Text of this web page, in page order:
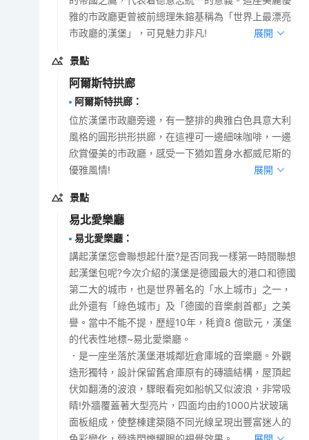
雅的市政廳更曾被前總理朱鎔基稱為「世界上最漂亮
市政廳的漢堡」，可見魅力非凡!
展開
景點
阿爾斯特拱廊
阿爾斯特拱廊 ：
位於漢堡市政廳旁邊，有一整排的典雅白色具意大利
風格的圓形拱形拱廊，在這裡可一邊細味咖啡，一邊
欣賞優美的市政廳，感受一下猶如置身水都威尼斯的
優雅風情!
展開
景點
易北愛樂廳
易北愛樂廳 ：
講起漢堡您會聯想起什麼?是否同我一樣第一時間聯想
起漢堡包呢?今次介紹的漢堡是德國最大的港口和德國
第二大的城市，也是世界著名的「水上城市」之一，
此外還有「綠色城市」及「德國的音樂劇首都」之美
譽。當中不能不提，歷經10年，秏資8 億歐元，漢堡
的代表性地標~易北愛樂廳。
．是一座坐落於漢堡港城鄰近倉庫城的音樂廳。外觀
造形獨特，設計保留舊倉庫原有的磚牆結構，屋頂起
伏如翻湧的波浪，驟眼看宛如船帆又似波浪，非常吸
睛!外牆覆蓋著大型亮片，四面均由約1000片狀玻璃
面板組成，使整棟建築隨不同光線呈現出豐富迷人的